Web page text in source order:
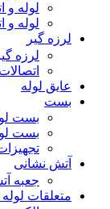
لوله و
لوله و
لرزه گیر
لرزه
عایق لوله
بست
بست
بست
آتش نشانی
جعبه
متعلقات